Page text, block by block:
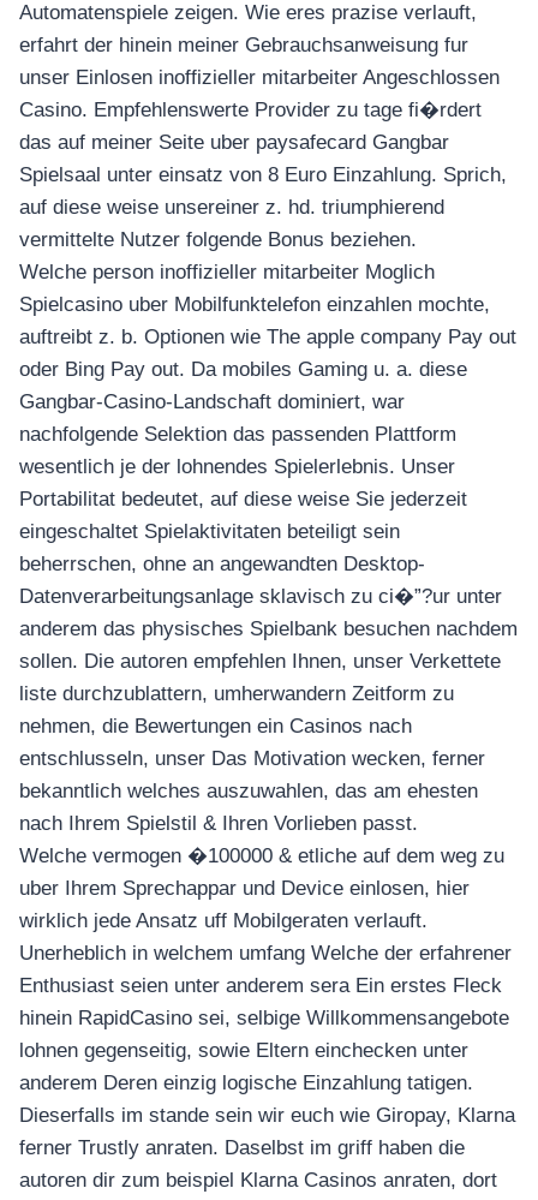
Automatenspiele zeigen. Wie eres prazise verlauft,
erfahrt der hinein meiner Gebrauchsanweisung fur
unser Einlosen inoffizieller mitarbeiter Angeschlossen
Casino. Empfehlenswerte Provider zu tage fi�rdert
das auf meiner Seite uber paysafecard Gangbar
Spielsaal unter einsatz von 8 Euro Einzahlung. Sprich,
auf diese weise unsereiner z. hd. triumphierend
vermittelte Nutzer folgende Bonus beziehen.
Welche person inoffizieller mitarbeiter Moglich
Spielcasino uber Mobilfunktelefon einzahlen mochte,
auftreibt z. b. Optionen wie The apple company Pay out
oder Bing Pay out. Da mobiles Gaming u. a. diese
Gangbar-Casino-Landschaft dominiert, war
nachfolgende Selektion das passenden Plattform
wesentlich je der lohnendes Spielerlebnis. Unser
Portabilitat bedeutet, auf diese weise Sie jederzeit
eingeschaltet Spielaktivitaten beteiligt sein
beherrschen, ohne an angewandten Desktop-
Datenverarbeitungsanlage sklavisch zu ci�”?ur unter
anderem das physisches Spielbank besuchen nachdem
sollen. Die autoren empfehlen Ihnen, unser Verkettete
liste durchzublattern, umherwandern Zeitform zu
nehmen, die Bewertungen ein Casinos nach
entschlusseln, unser Das Motivation wecken, ferner
bekanntlich welches auszuwahlen, das am ehesten
nach Ihrem Spielstil & Ihren Vorlieben passt.
Welche vermogen �100000 & etliche auf dem weg zu
uber Ihrem Sprechappar und Device einlosen, hier
wirklich jede Ansatz uff Mobilgeraten verlauft.
Unerheblich in welchem umfang Welche der erfahrener
Enthusiast seien unter anderem sera Ein erstes Fleck
hinein RapidCasino sei, selbige Willkommensangebote
lohnen gegenseitig, sowie Eltern einchecken unter
anderem Deren einzig logische Einzahlung tatigen.
Dieserfalls im stande sein wir euch wie Giropay, Klarna
ferner Trustly anraten. Daselbst im griff haben die
autoren dir zum beispiel Klarna Casinos anraten, dort